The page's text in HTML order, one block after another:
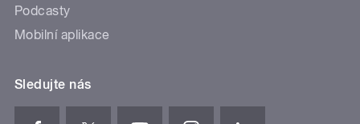
Podcasty
Mobilní aplikace
Sledujte nás